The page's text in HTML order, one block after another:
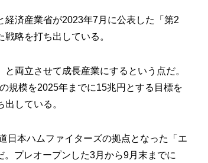
済産業省が2023年7月に公表した「第2
略を打ち出している。
両立させて成長産業にするという点だ。
規模を2025年までに15兆円とする目標を
している。
日本ハムファイターズの拠点となった「エ
プレオープンした3月から9月末までに